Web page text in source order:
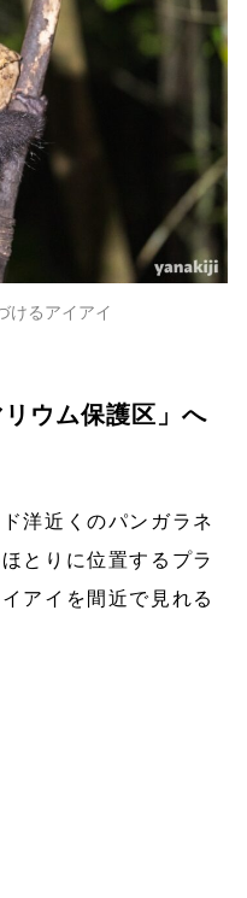
けるアイアイ
ウム保護区」へ
洋近くのパンガラネ
とりに位置するプラ
アイを間近で見れる